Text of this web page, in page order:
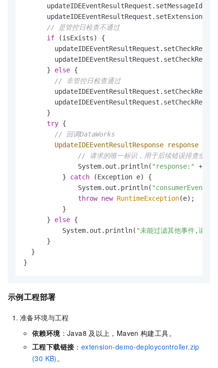
// 是管控日检查不通过
if (isExists) {
      }
else {
// 非管控日检查通过
      }
try {
// 回调DataWorks
UpdateIDEEventResultResponse
response
// 请求的唯一标识，用于后续错误排查使用
              System.out.println(
"response:"
+
          }
catch (Exception e) {
              System.out.println(
throw new RuntimeException(e);
          }
      }
else {
          System.out.println(
"未能过滤其他事件,请检
      }
  }
}
示例工程部署
准备环境与工程
依赖环境：Java8 及以上，Maven 构建工具。
工程下载链接 ： extension-demo-deploycontroller.zip
(30 KB) 。